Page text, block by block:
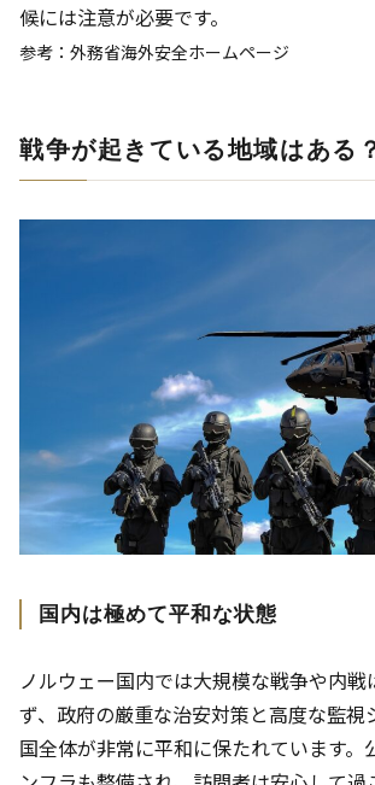
候には注意が必要です。
参考：外務省海外安全ホームページ
戦争が起きている地域はある
国内は極めて平和な状態
ノルウェー国内では大規模な戦争や内戦
ず、政府の厳重な治安対策と高度な監視
国全体が非常に平和に保たれています。